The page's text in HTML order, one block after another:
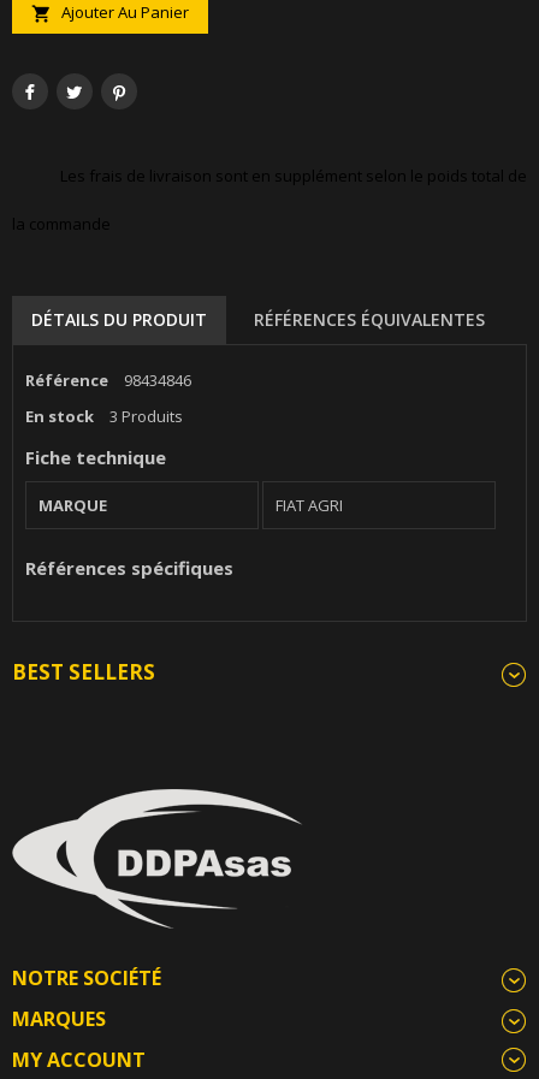
 Ajouter Au Panier
Les frais de livraison sont en supplément selon le poids total de
la commande
DÉTAILS DU PRODUIT RÉFÉRENCES ÉQUIVALENTES
Référence
98434846
En stock
3 Produits
Fiche technique
MARQUE FIAT AGRI
Références spécifiques
BEST SELLERS
NOTRE SOCIÉTÉ
MARQUES
MY ACCOUNT